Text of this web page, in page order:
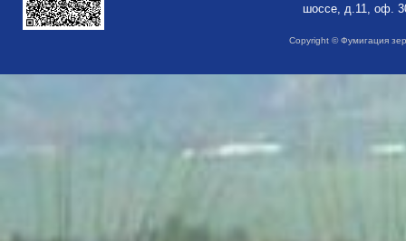
шоссе, д.11, оф.
Copyright © Фумигация